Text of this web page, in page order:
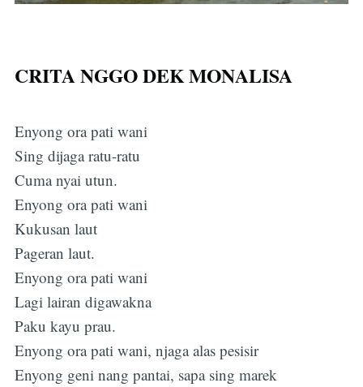
CRITA NGGO DEK MONALISA
Enyong ora pati wani
Sing dijaga ratu-ratu
Cuma nyai utun.
Enyong ora pati wani
Kukusan laut
Pageran laut.
Enyong ora pati wani
Lagi lairan digawakna
Paku kayu prau.
Enyong ora pati wani, njaga alas pesisir
Enyong geni nang pantai, sapa sing marek